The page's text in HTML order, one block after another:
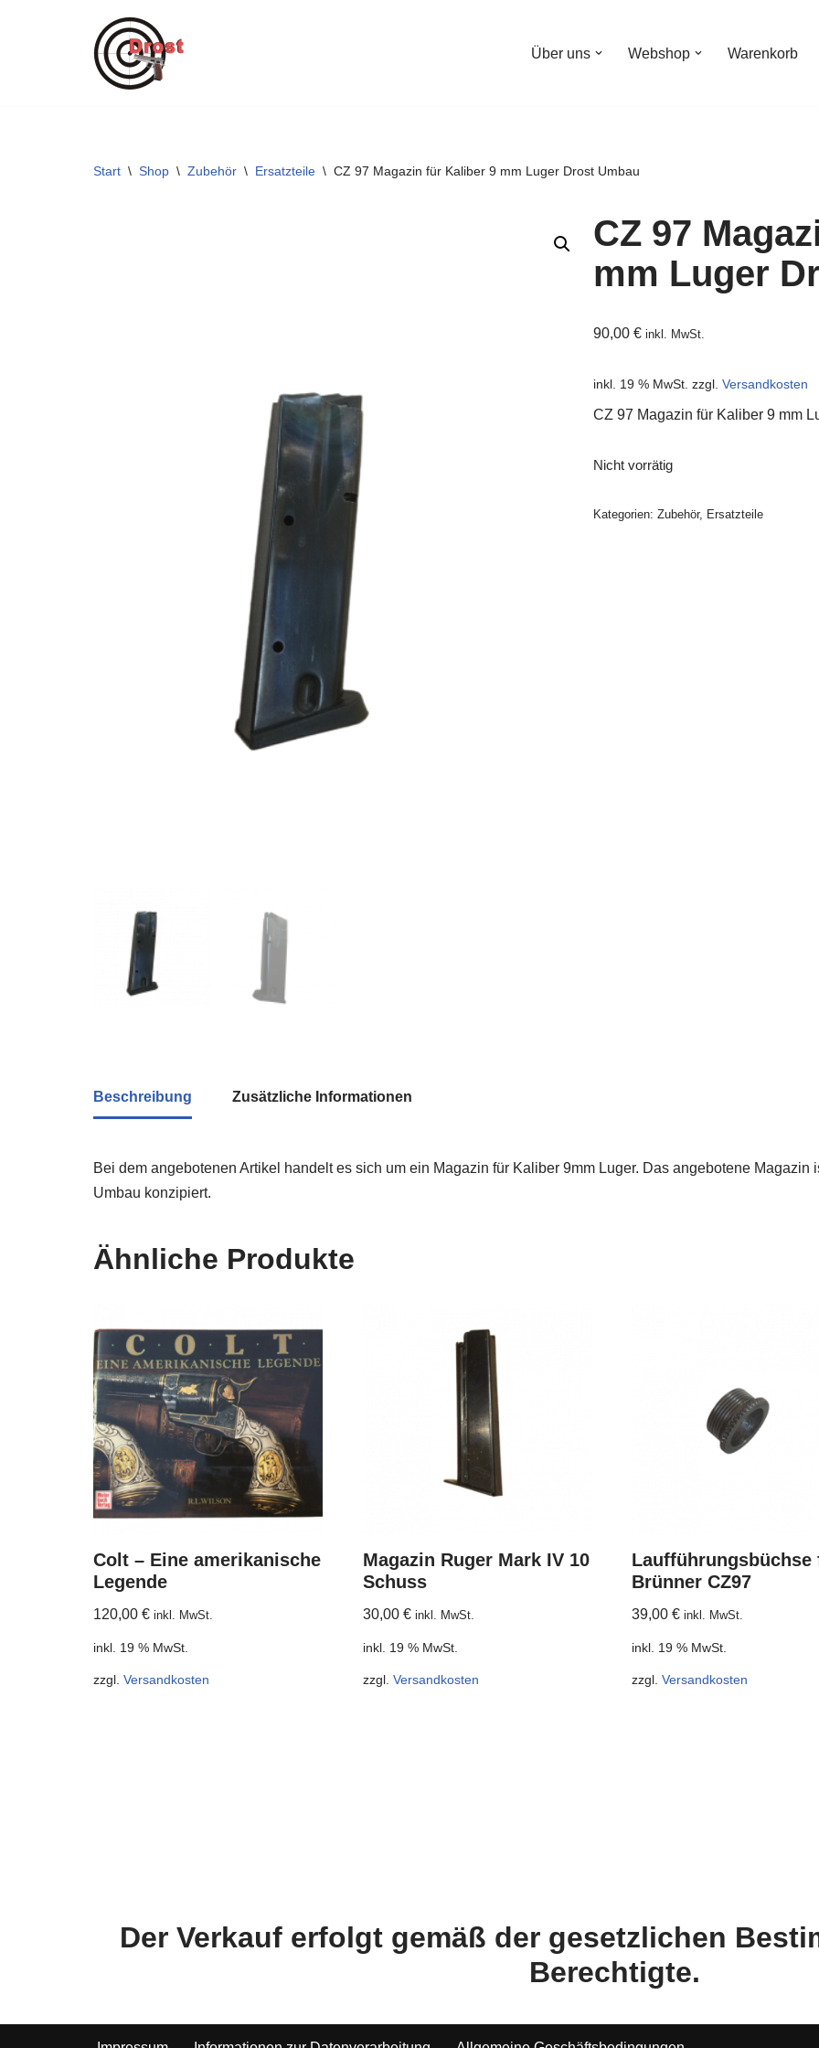
Über uns Webshop Warenkorb
Start \ Shop \ Zubehör \ Ersatzteile \ CZ 97 Magazin für Kaliber 9 mm Luger Drost Umbau
CZ 97
mm Luger
90,00€ inkl. MwSt.
inkl. 19 % MwSt. zzgl.Versandkosten
CZ 97 Magazin für Kaliber 9 mm
Nicht vorrätig
Kategorien:Zubehör, Ersatzteile
Beschreibung Zusätzliche Informationen
Bei dem angebotenen Artikel handelt es sich um ein Magazin für Kaliber 9mm Luger. Das angebotene
Umbau konzipiert.
Ähnliche Produkte
Colt – Eine amerikanische
Legende
120,00 € inkl. MwSt.
inkl. 19 % MwSt.
zzgl. Versandkosten
Magazin Ruger Mark IV 10
Schuss
30,00 € inkl. MwSt.
inkl. 19 % MwSt.
zzgl. Versandkosten
Laufführungsbüchse
Brünner CZ97
39,00€ inkl. MwSt.
inkl. 19 % MwSt.
zzgl.Versandkosten
Der Verkauf erfolgt gemäß der gesetzlichen
Berechtigte.